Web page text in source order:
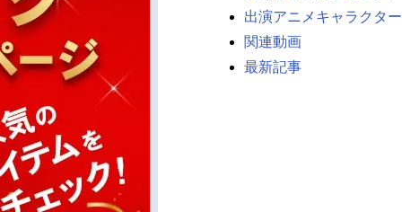
出演アニメキャラクター
関連動画
最新記事